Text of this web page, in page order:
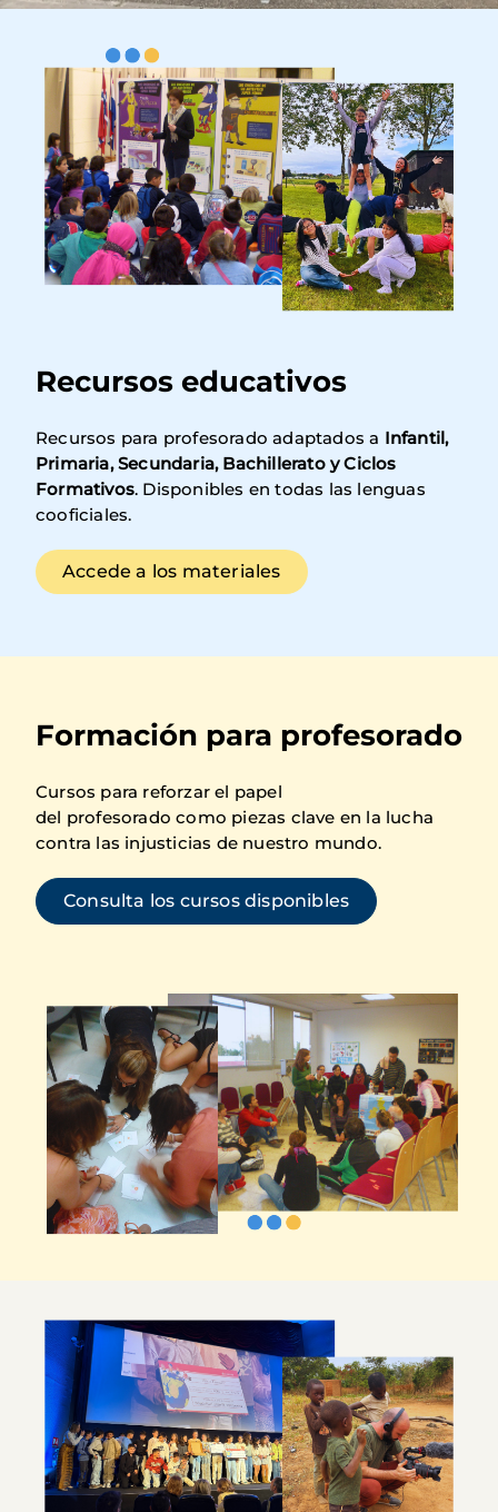
Recursos educativos
Recursos para profesorado adaptados a Infantil,
Primaria, Secundaria, Bachillerato y Ciclos
Formativos. Disponibles en todas las lenguas
cooficiales.
Accede a los materiales
Formación para profesorado
Cursos para reforzar el papel
del profesorado como piezas clave en la lucha
contra las injusticias de nuestro mundo.
Consulta los cursos disponibles
Imagen